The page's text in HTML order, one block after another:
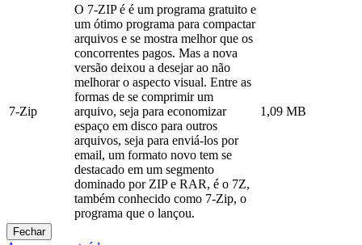
7-Zip
O 7-ZIP é é um programa gratuito e
um ótimo programa para compactar
arquivos e se mostra melhor que os
concorrentes pagos. Mas a nova
versão deixou a desejar ao não
melhorar o aspecto visual. Entre as
formas de se comprimir um
arquivo, seja para economizar
espaço em disco para outros
arquivos, seja para enviá-los por
email, um formato novo tem se
destacado em um segmento
dominado por ZIP e RAR, é o 7Z,
também conhecido como 7-Zip, o
programa que o lançou.
1,09 MB
Fechar